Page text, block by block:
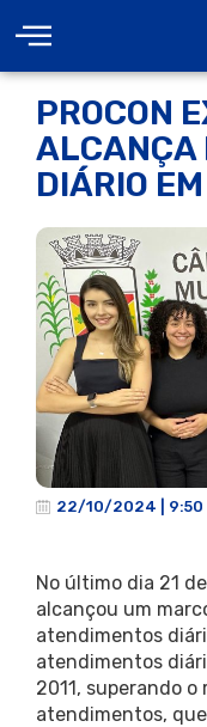
PROCON
ALCANÇA
DIÁRIO
22/10/2024 | 9:50
No último dia 21
alcançou um
atendimentos
atendimentos
2011, superando
atendimentos,